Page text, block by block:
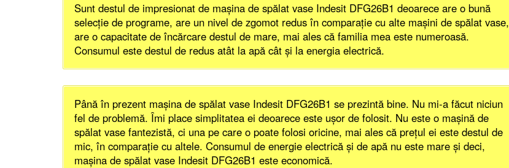
Sunt destul de impresionat de mașina de spălat vase Indesit DFG26B1 deoarece are o bună
selecție de programe, are un nivel de zgomot redus în comparație cu alte mașini de spălat vase,
are o capacitate de încărcare destul de mare, mai ales că familia mea este numeroasă.
Consumul este destul de redus atât la apă cât și la energia electrică.
Până în prezent mașina de spălat vase Indesit DFG26B1 se prezintă bine. Nu mi-a făcut niciun
fel de problemă. Îmi place simplitatea ei deoarece este ușor de folosit. Nu este o mașină de
spălat vase fantezistă, ci una pe care o poate folosi oricine, mai ales că prețul ei este destul de
mic, în comparație cu altele. Consumul de energie electrică și de apă nu este mare și deci,
mașina de spălat vase Indesit DFG26B1 este economică.